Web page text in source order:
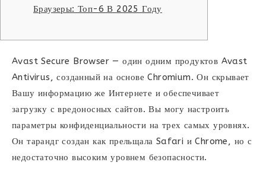
Браузеры: Топ-6 В 2025 Году
Avast Secure Browser — один одним продуктов Avast
Antivirus, созданный на основе Chromium. Он скрывает
Вашу информацию же Интернете и обеспечивает
загрузку с вредоносных сайтов. Вы могу настроить
параметры конфиденциальности на трех самых уровнях.
Он тарандг создан как прельщала Safari и Chrome, но с
недостаточно высоким уровнем безопасности.